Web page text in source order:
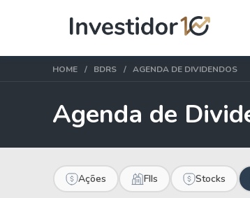
Assuntos do momento
Ibovespa Petrobras
HOME BDRS AGENDA DE DIVIDENDOS
Agenda de
Ações FIIs Stocks